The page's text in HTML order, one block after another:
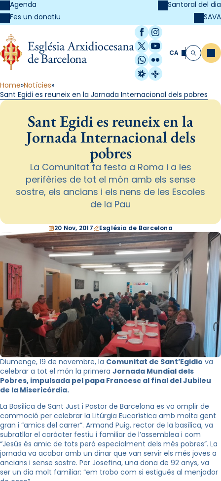
Agenda
Fes un donatiu
Santoral del dia
SAVA
Facebook
Instagram
X / Twitter
YouTube
WhatsApp
Flickr
Radio Estel
Catalunya
CA Cerca
Home Notícies
Sant Egidi es reuneix en la Jornada Internacional dels pobres
Sant Egidi es reuneix en la
Jornada Internacional dels
pobres
La Comunitat fa festa a Roma i a les
perifèries de tot el món amb els sense
sostre, els ancians i els nens de les Escoles
de la Pau
20 Nov, 2017 Església de Barcelona
Diumenge, 19 de novembre, la Comunitat de Sant’Egidio va
celebrar a tot el món la primera Jornada Mundial dels
Pobres, impulsada pel papa Francesc al final del Jubileu
de la Misericòrdia.
La Basílica de Sant Just i Pastor de Barcelona es va omplir de
commoció per celebrar la Litúrgia Eucarística amb molta gent
gran i “amics del carrer”. Armand Puig, rector de la basílica, va
subratllar el caràcter festiu i familiar de l’assemblea i com
“Jesús és amic de tots però especialment dels més pobres”. La
jornada va acabar amb un dinar que van servir els més joves a
ancians i sense sostre. Per Josefina, una dona de 92 anys, va
ser un dia molt familiar: “em trobo com si estigués al menjador